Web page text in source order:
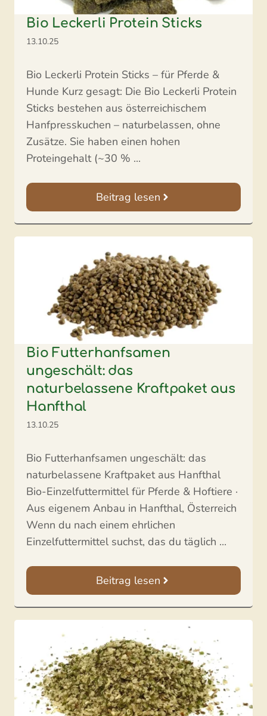
Bio Leckerli Protein Sticks
13.10.25
Bio Leckerli Protein Sticks – für Pferde &
Hunde Kurz gesagt: Die Bio Leckerli Protein
Sticks bestehen aus österreichischem
Hanfpresskuchen – naturbelassen, ohne
Zusätze. Sie haben einen hohen
Proteingehalt (~30 % ...
Beitrag lesen
Bio Futterhanfsamen
ungeschält: das
naturbelassene Kraftpaket aus
Hanfthal
13.10.25
Bio Futterhanfsamen ungeschält: das
naturbelassene Kraftpaket aus Hanfthal
Bio-Einzelfuttermittel für Pferde & Hoftiere ·
Aus eigenem Anbau in Hanfthal, Österreich
Wenn du nach einem ehrlichen
Einzelfuttermittel suchst, das du täglich ...
Beitrag lesen